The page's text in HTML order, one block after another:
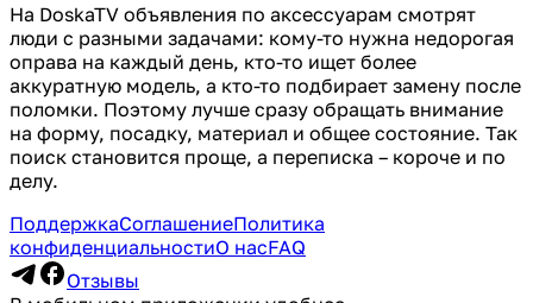
На DoskaTV объявления по аксессуарам смотрят
люди с разными задачами: кому-то нужна недорогая
оправа на каждый день, кто-то ищет более
аккуратную модель, а кто-то подбирает замену после
поломки. Поэтому лучше сразу обращать внимание
на форму, посадку, материал и общее состояние. Так
поиск становится проще, а переписка – короче и по
делу.
ПоддержкаСоглашениеПолитика
конфиденциальностиО насFAQ
Отзывы